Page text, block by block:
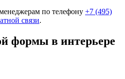
по телефону +7 (495)
связи.
формы в интерьере